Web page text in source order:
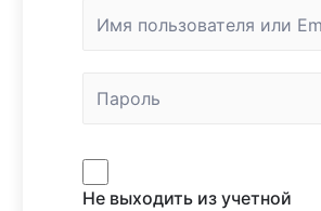
Не выходить из учетной